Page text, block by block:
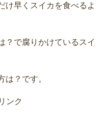
け早くスイカを食べるよ
？で腐りかけているスイ
は？です。
ンク